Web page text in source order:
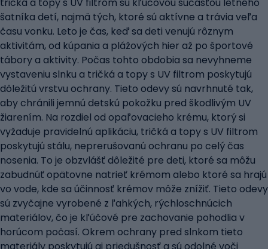
šatníka detí, najmä tých, ktoré sú aktívne a trávia veľa
času vonku. Leto je čas, keď sa deti venujú rôznym
aktivitám, od kúpania a plážových hier až po športové
tábory a aktivity. Počas tohto obdobia sa nevyhneme
vystaveniu slnku a tričká a topy s UV filtrom poskytujú
dôležitú vrstvu ochrany. Tieto odevy sú navrhnuté tak,
aby chránili jemnú detskú pokožku pred škodlivým UV
žiarením. Na rozdiel od opaľovacieho krému, ktorý si
vyžaduje pravidelnú aplikáciu, tričká a topy s UV filtrom
poskytujú stálu, neprerušovanú ochranu po celý čas
nosenia. To je obzvlášť dôležité pre deti, ktoré sa môžu
zabudnúť opätovne natrieť krémom alebo ktoré sa hrajú
vo vode, kde sa účinnosť krémov môže znížiť. Tieto odevy
sú zvyčajne vyrobené z ľahkých, rýchloschnúcich
materiálov, čo je kľúčové pre zachovanie pohodlia v
horúcom počasí. Okrem ochrany pred slnkom tieto
materiály poskytujú aj priedušnosť a sú odolné voči